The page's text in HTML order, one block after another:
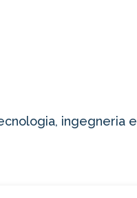
ingegneria e